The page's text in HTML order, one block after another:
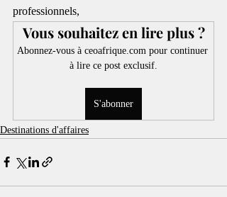
professionnels,
Vous souhaitez en lire plus ?
Abonnez-vous à ceoafrique.com pour continuer
à lire ce post exclusif.
S'abonner
Destinations d'affaires